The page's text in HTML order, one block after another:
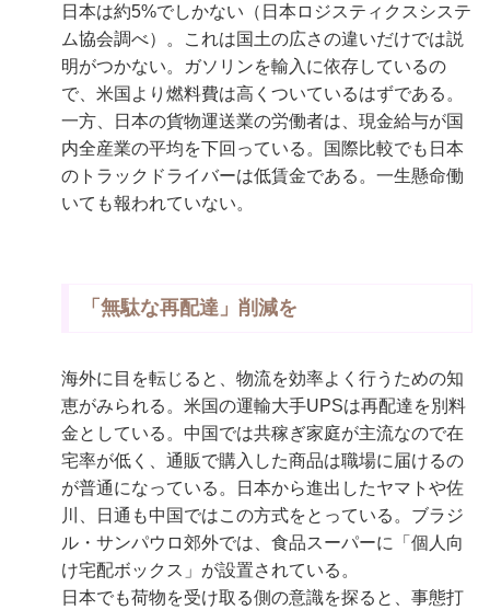
日本は約5%でしかない（日本ロジスティクスシステ
ム協会調べ）。これは国土の広さの違いだけでは説
明がつかない。ガソリンを輸入に依存しているの
で、米国より燃料費は高くついているはずである。
一方、日本の貨物運送業の労働者は、現金給与が国
内全産業の平均を下回っている。国際比較でも日本
のトラックドライバーは低賃金である。一生懸命働
いても報われていない。
「無駄な再配達」削減を
海外に目を転じると、物流を効率よく行うための知
恵がみられる。米国の運輸大手UPSは再配達を別料
金としている。中国では共稼ぎ家庭が主流なので在
宅率が低く、通販で購入した商品は職場に届けるの
が普通になっている。日本から進出したヤマトや佐
川、日通も中国ではこの方式をとっている。ブラジ
ル・サンパウロ郊外では、食品スーパーに「個人向
け宅配ボックス」が設置されている。
日本でも荷物を受け取る側の意識を探ると、事態打